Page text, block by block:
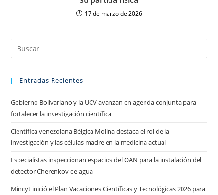
17 de marzo de 2026
Entradas Recientes
Gobierno Bolivariano y la UCV avanzan en agenda conjunta para
fortalecer la investigación científica
Científica venezolana Bélgica Molina destaca el rol de la
investigación y las células madre en la medicina actual
Especialistas inspeccionan espacios del OAN para la instalación del
detector Cherenkov de agua
Mincyt inició el Plan Vacaciones Científicas y Tecnológicas 2026 para